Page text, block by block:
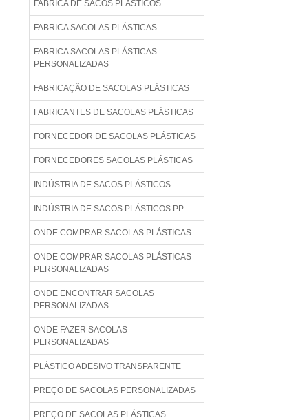
FABRICA DE SACOS PLÁSTICOS
FABRICA SACOLAS PLÁSTICAS
FABRICA SACOLAS PLÁSTICAS
PERSONALIZADAS
FABRICAÇÃO DE SACOLAS PLÁSTICAS
FABRICANTES DE SACOLAS PLÁSTICAS
FORNECEDOR DE SACOLAS PLÁSTICAS
FORNECEDORES SACOLAS PLÁSTICAS
INDÚSTRIA DE SACOS PLÁSTICOS
INDÚSTRIA DE SACOS PLÁSTICOS PP
ONDE COMPRAR SACOLAS PLÁSTICAS
ONDE COMPRAR SACOLAS PLÁSTICAS
PERSONALIZADAS
ONDE ENCONTRAR SACOLAS
PERSONALIZADAS
ONDE FAZER SACOLAS
PERSONALIZADAS
PLÁSTICO ADESIVO TRANSPARENTE
PREÇO DE SACOLAS PERSONALIZADAS
PREÇO DE SACOLAS PLÁSTICAS